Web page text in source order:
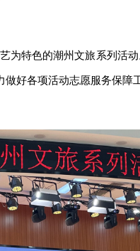
为特色的潮州文旅系列活
好各项活动志愿服务保障